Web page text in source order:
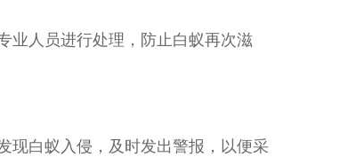
业人员进行处理，防止白蚁再次滋
现白蚁入侵，及时发出警报，以便采